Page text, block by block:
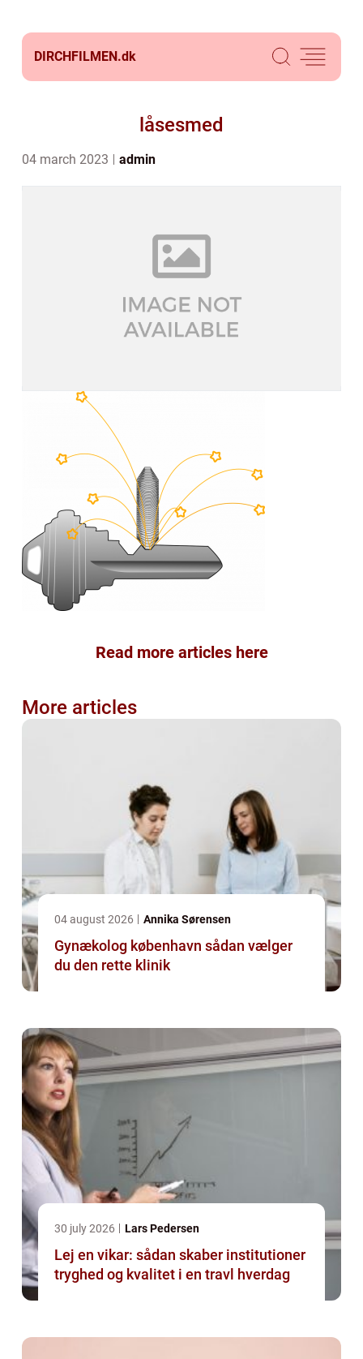
DIRCHFILMEN.dk
låsesmed
04 march 2023 admin
Read more articles here
More articles
04 august 2026 Annika Sørensen
Gynækolog københavn sådan vælger
du den rette klinik
30 july 2026 Lars Pedersen
Lej en vikar: sådan skaber institutioner
tryghed og kvalitet i en travl hverdag